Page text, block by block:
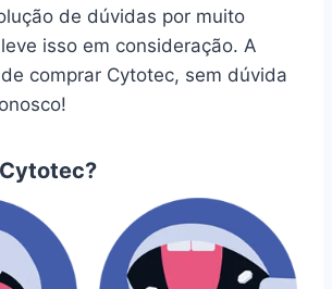
de dúvidas por muito
isso em consideração. A
comprar Cytotec, sem dúvida